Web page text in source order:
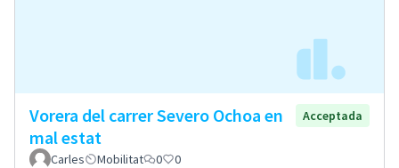
Vorera del carrer Severo Ochoa en
mal estat
Acceptada
Carles Mobilitat 0 0